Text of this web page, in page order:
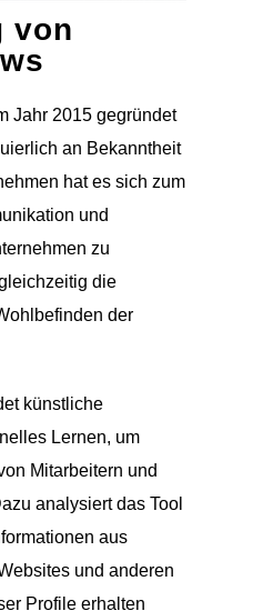
von
Jahr 2015 gegründet
an Bekanntheit
hat es sich zum
und
zu
die
der
künstliche
Lernen, um
Mitarbeitern und
analysiert das Tool
aus
und anderen
Profile erhalten